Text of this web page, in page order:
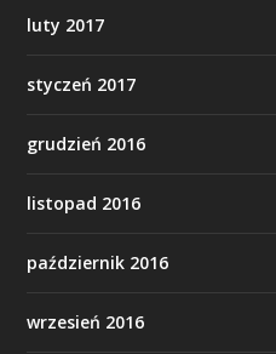
luty 2017
styczeń 2017
grudzień 2016
listopad 2016
październik 2016
wrzesień 2016